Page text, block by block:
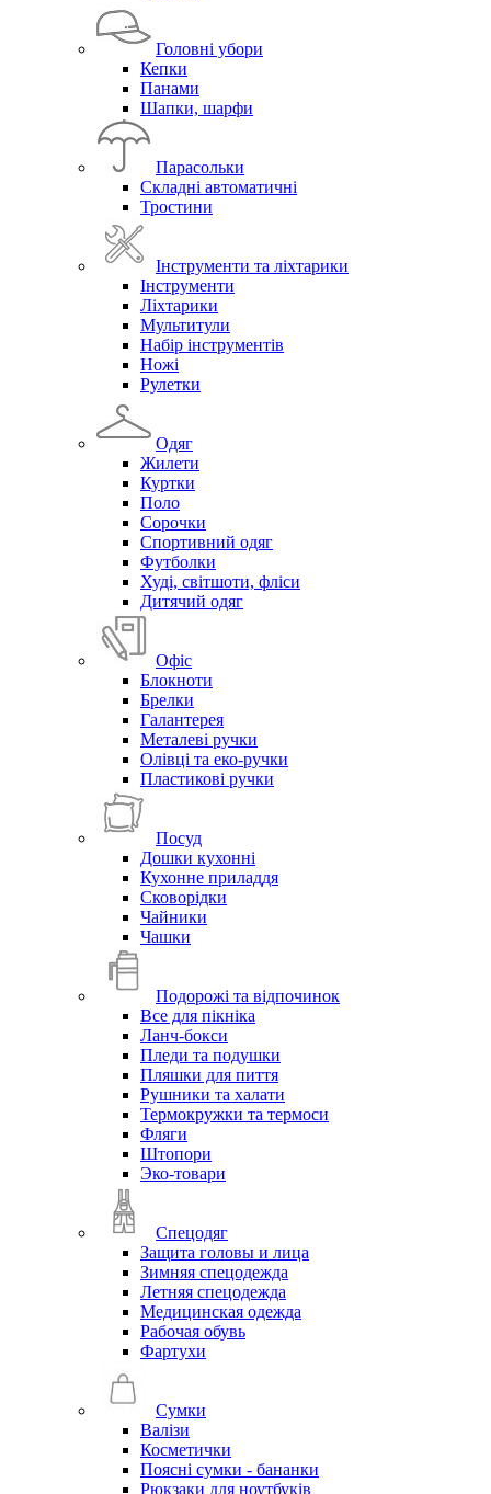
Головні убори
Кепки
Панами
Шапки, шарфи
Парасольки
Складні автоматичні
Тростини
Інструменти та ліхтарики
Інструменти
Ліхтарики
Мультитули
Набір інструментів
Ножі
Рулетки
Одяг
Жилети
Куртки
Поло
Сорочки
Спортивний одяг
Футболки
Худі, світшоти, фліси
Дитячий одяг
Офіс
Блокноти
Брелки
Галантерея
Металеві ручки
Олівці та еко-ручки
Пластикові ручки
Посуд
Дошки кухонні
Кухонне приладдя
Сковорідки
Чайники
Чашки
Подорожі та відпочинок
Все для пікніка
Ланч-бокси
Пледи та подушки
Пляшки для пиття
Рушники та халати
Термокружки та термоси
Фляги
Штопори
Эко-товари
Спецодяг
Защита головы и лица
Зимняя спецодежда
Летняя спецодежда
Медицинская одежда
Рабочая обувь
Фартухи
Сумки
Валізи
Косметички
Поясні сумки - бананки
Рюкзаки для ноутбуків